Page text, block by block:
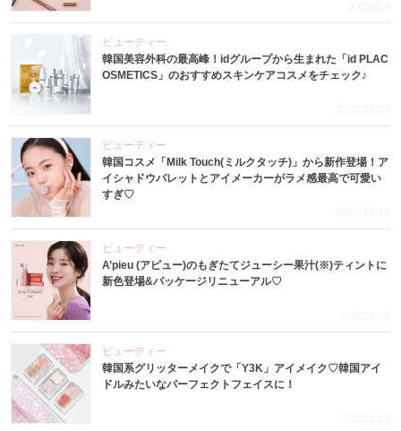
2023.1.3
ビューティー
韓国美容外科の最高峰！idグループから生まれた「id PLAC
OSMETICS」のおすすめスキンケアコスメをチェック♪
2022.12.23
ビューティー
韓国コスメ「Milk Touch(ミルクタッチ)」から新作登場！ア
イシャドウパレットとアイメーカーがラメ感最高で可愛い
すぎ♡
2022.12.15
ビューティー
A’pieu (アピュー)のもぎたてジューシー果汁(※)ティントに
新色登場&パッケージリニューアル♡
2022.12.9
ビューティー
韓国系グリッターメイクで「Y3K」アイメイク♡韓国アイ
ドルみたいなパーフェクトフェイスに！
2022.12.7